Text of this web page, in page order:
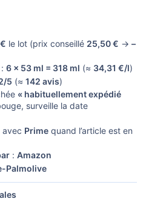
le lot (prix conseillé 25,50 € → –
6 × 53 ml = 318 ml (≈ 34,31 €/l)
5 (≈ 142 avis)
« habituellement expédié
surveille la date
avec Primequand l’article est en
: Amazon
Palmolive